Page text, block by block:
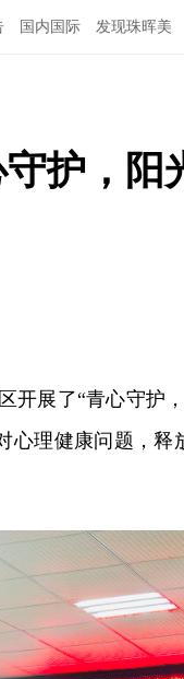
国内国际 发现珠晖美
护，阳
开展了“青心守护
心理健康问题，释